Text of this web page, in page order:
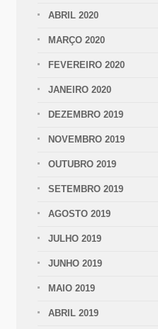
ABRIL 2020
MARÇO 2020
FEVEREIRO 2020
JANEIRO 2020
DEZEMBRO 2019
NOVEMBRO 2019
OUTUBRO 2019
SETEMBRO 2019
AGOSTO 2019
JULHO 2019
JUNHO 2019
MAIO 2019
ABRIL 2019